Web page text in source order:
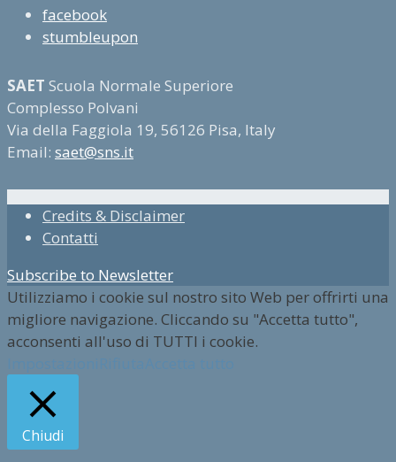
facebook
stumbleupon
SAET Scuola Normale Superiore
Complesso Polvani
Via della Faggiola 19, 56126 Pisa, Italy
Email: saet@sns.it
Credits & Disclaimer
Contatti
Subscribe to Newsletter
Utilizziamo i cookie sul nostro sito Web per offrirti una
migliore navigazione. Cliccando su "Accetta tutto",
acconsenti all'uso di TUTTI i cookie.
Chiudi